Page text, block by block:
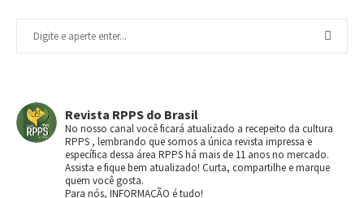
Revista RPPS do Brasil
No nosso canal você ficará atualizado a recepeito da cultura
RPPS , lembrando que somos a única revista impressa e
específica dessa área RPPS há mais de 11 anos no mercado.
Assista e fique bem atualizado! Curta, compartilhe e marque
quem você gosta.
Para nós, INFORMAÇÃO é tudo!